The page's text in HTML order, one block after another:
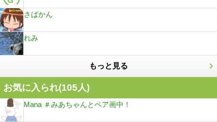
さばかん
れみ
もっと見る
お気に入られ(105人)
Mana ＃みあちゃんとペア画中！